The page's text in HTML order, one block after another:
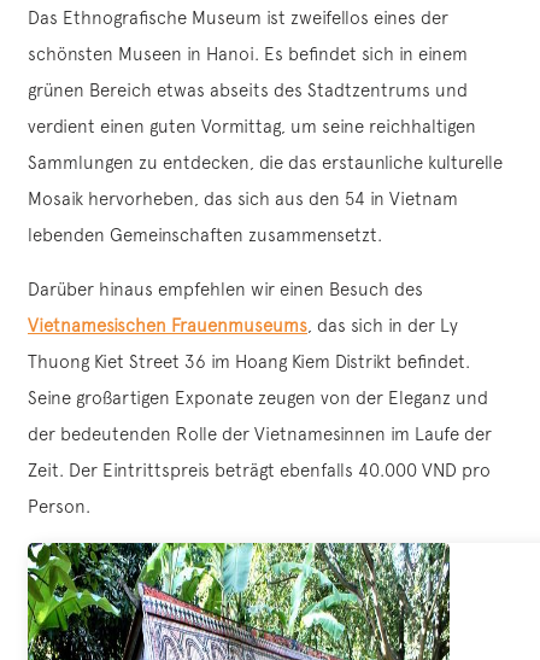
Das Ethnografische Museum ist zweifellos eines der
schönsten Museen in Hanoi. Es befindet sich in einem
grünen Bereich etwas abseits des Stadtzentrums und
verdient einen guten Vormittag, um seine reichhaltigen
Sammlungen zu entdecken, die das erstaunliche kulturelle
Mosaik hervorheben, das sich aus den 54 in Vietnam
lebenden Gemeinschaften zusammensetzt.
Darüber hinaus empfehlen wir einen Besuch des
Vietnamesischen Frauenmuseums , das sich in der Ly
Thuong Kiet Street 36 im Hoang Kiem Distrikt befindet.
Seine großartigen Exponate zeugen von der Eleganz und
der bedeutenden Rolle der Vietnamesinnen im Laufe der
Zeit. Der Eintrittspreis beträgt ebenfalls 40.000 VND pro
Person.